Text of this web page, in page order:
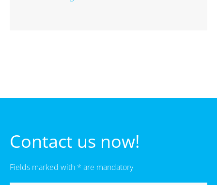
Contact us now!
Fields marked with * are mandatory